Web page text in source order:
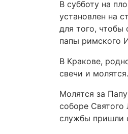
В субботу на
установлен на
для того, чтобы
папы римского
В Кракове,
свечи и
Молятся за
соборе
службы пришли